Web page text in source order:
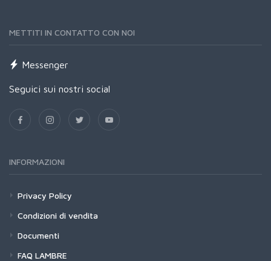
METTITI IN CONTATTO CON NOI
Messenger
Seguici sui nostri social
INFORMAZIONI
Privacy Policy
Condizioni di vendita
Documenti
FAQ LAMBRE